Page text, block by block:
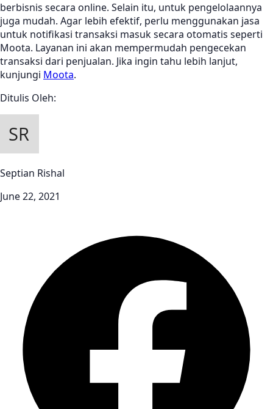
berbisnis secara online. Selain itu, untuk pengelolaannya
juga mudah. Agar lebih efektif, perlu menggunakan jasa
untuk notifikasi transaksi masuk secara otomatis seperti
Moota. Layanan ini akan mempermudah pengecekan
transaksi dari penjualan. Jika ingin tahu lebih lanjut,
kunjungi Moota.
Ditulis Oleh:
Septian Rishal
June 22, 2021